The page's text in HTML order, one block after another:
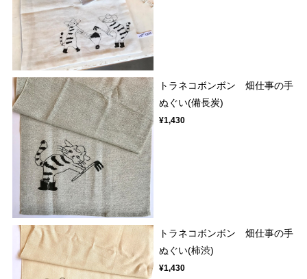
トラネコボンボン 畑仕事の手
ぬぐい(備長炭)
¥1,430
トラネコボンボン 畑仕事の手
ぬぐい(柿渋)
¥1,430